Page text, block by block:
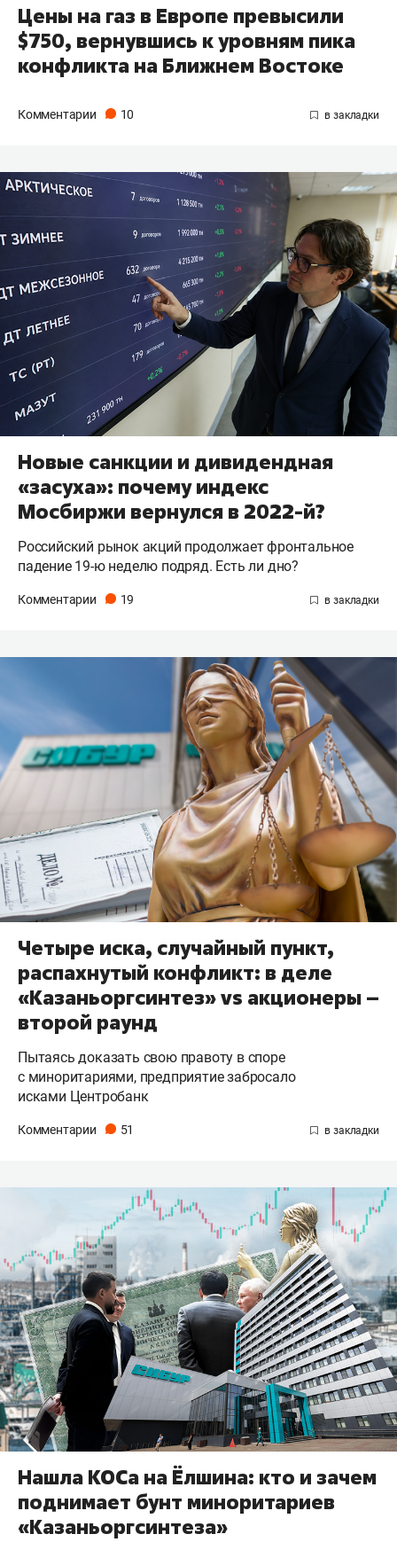
Цены на газ в Европе превысили
$750, вернувшись к уровням пика
конфликта на Ближнем Востоке
Комментарии 10
Новые санкции и дивидендная
«засуха»: почему индекс
Мосбиржи вернулся в 2022-й?
Российский рынок акций продолжает фронтальное
падение 19-ю неделю подряд. Есть ли дно?
Комментарии 19
Четыре иска, случайный пункт,
распахнутый конфликт: в деле
«Казаньоргсинтез» vs акционеры –
второй раунд
Пытаясь доказать свою правоту в споре
с миноритариями, предприятие забросало
исками Центробанк
Комментарии 51
Нашла КОСа на Ёлшина: кто и зачем
поднимает бунт миноритариев
«Казаньоргсинтеза»